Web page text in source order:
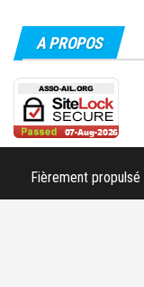
A PROPOS
Fièrement propulsé